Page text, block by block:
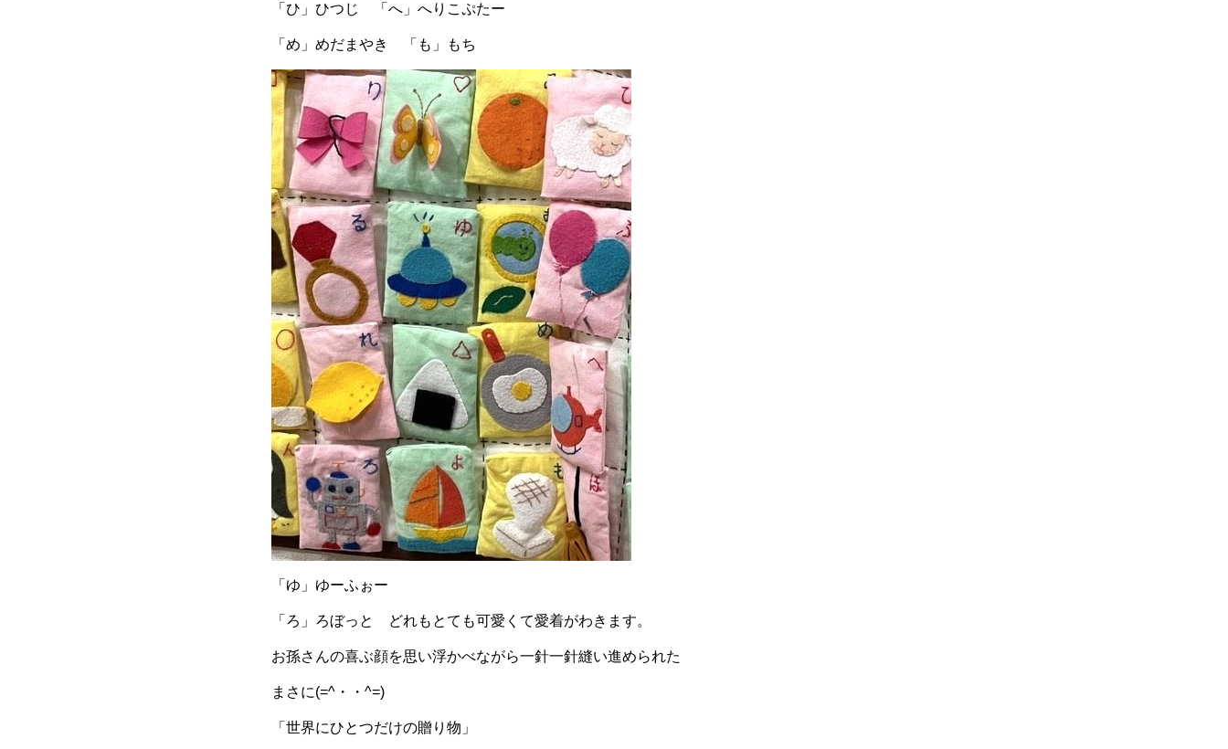
「ひ」ひつじ 「へ」へりこぷたー
「め」めだまやき 「も」もち
「ゆ」ゆーふぉー
「ろ」ろぼっと どれもとても可愛くて愛着がわきます。
お孫さんの喜ぶ顔を思い浮かべながら一針一針縫い進められた
まさに(=^・・^=)
「世界にひとつだけの贈り物」